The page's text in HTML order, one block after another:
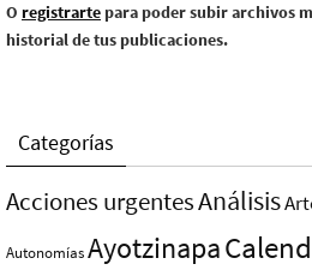
O registrarte para poder subir archivos
historial de tus publicaciones.
Categorías
Acciones urgentesAnálisis
AutonomíasAyotzinapa